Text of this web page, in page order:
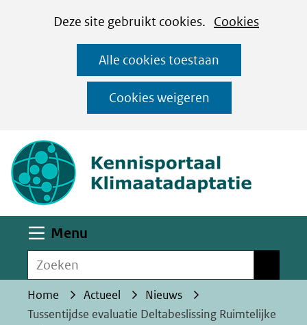
CookiesDeze site gebruikt cookies. Cookies
op
deze
website
worden
toegestaan
geweigerd.
Alle cookies toestaan
Cookies weigeren
Ga
naar
de
inhoud
Menu
Zoeken
Home Actueel
Nieuws
Tussentijdse evaluatie Deltabeslissing Ruimtelijke